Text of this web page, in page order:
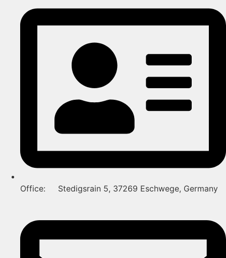
Office: Stedigsrain 5, 37269 Eschwege, Germany